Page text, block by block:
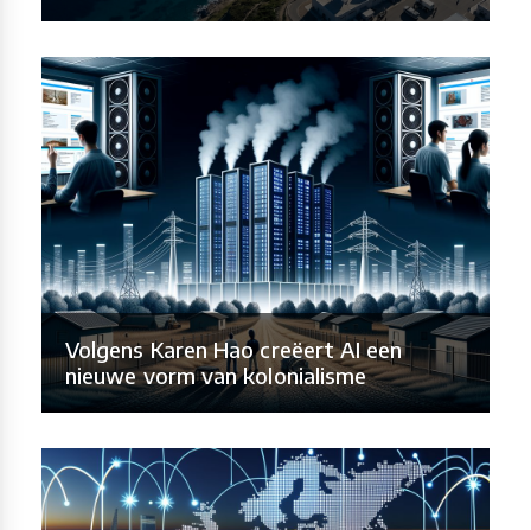
Volgens Karen Hao creëert AI een
nieuwe vorm van kolonialisme